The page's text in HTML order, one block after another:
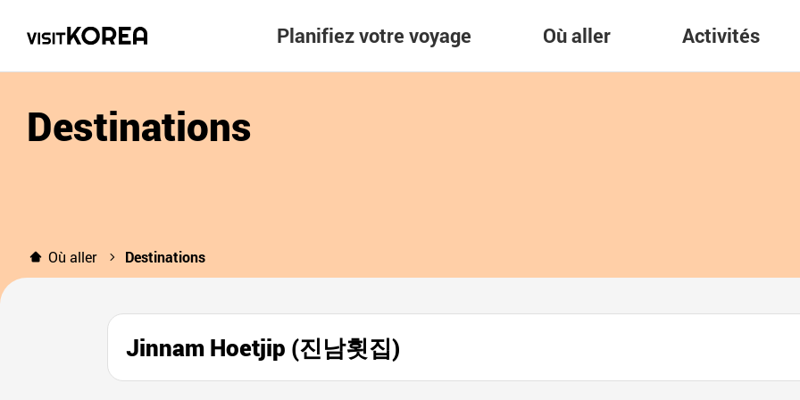
Planifiez votre voyage Où aller Activités
Destinations
Où aller Destinations
Jinnam Hoetjip (진남횟집)